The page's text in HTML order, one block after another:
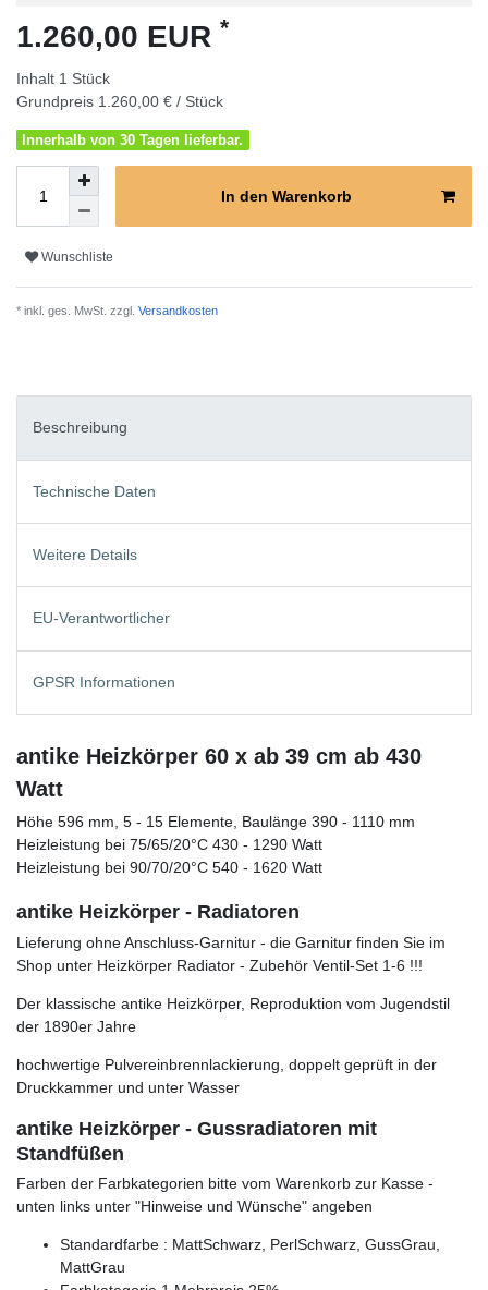
1.260,00 EUR *
Inhalt 1 Stück
Grundpreis 1.260,00 € / Stück
Innerhalb von 30 Tagen lieferbar.
In den Warenkorb
Wunschliste
* inkl. ges. MwSt. zzgl. Versandkosten
Beschreibung
Technische Daten
Weitere Details
EU-Verantwortlicher
GPSR Informationen
antike Heizkörper 60 x ab 39 cm ab 430
Watt
Höhe 596 mm, 5 - 15 Elemente, Baulänge 390 - 1110 mm
Heizleistung bei 75/65/20°C 430 - 1290 Watt
Heizleistung bei 90/70/20°C 540 - 1620 Watt
antike Heizkörper - Radiatoren
Lieferung ohne Anschluss-Garnitur - die Garnitur finden Sie im
Shop unter Heizkörper Radiator - Zubehör Ventil-Set 1-6 !!!
Der klassische antike Heizkörper, Reproduktion vom Jugendstil
der 1890er Jahre
hochwertige Pulvereinbrennlackierung, doppelt geprüft in der
Druckkammer und unter Wasser
antike Heizkörper - Gussradiatoren mit
Standfüßen
Farben der Farbkategorien bitte vom Warenkorb zur Kasse -
unten links unter "Hinweise und Wünsche" angeben
Standardfarbe : MattSchwarz, PerlSchwarz, GussGrau,
MattGrau